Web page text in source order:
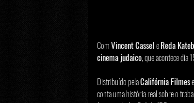
Com Vincent Cassel e Reda Kateb
cinema judaico, que acontece dia
Distribuído pela Califórnia Filmes
conta uma história real sobre o